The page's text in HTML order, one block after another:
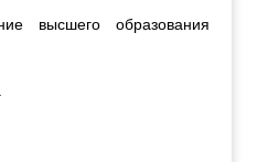
высшего образования